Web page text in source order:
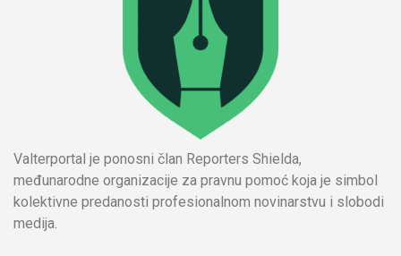
Valterportal je ponosni član Reporters Shielda,
međunarodne organizacije za pravnu pomoć koja je simbol
kolektivne predanosti profesionalnom novinarstvu i slobodi
medija.